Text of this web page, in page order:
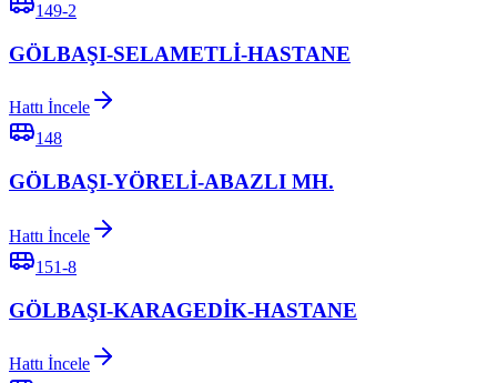
149-2
GÖLBAŞI-SELAMETLİ-HASTANE
Hattı İncele
148
GÖLBAŞI-YÖRELİ-ABAZLI MH.
Hattı İncele
151-8
GÖLBAŞI-KARAGEDİK-HASTANE
Hattı İncele